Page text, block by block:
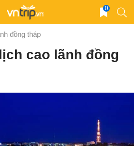
0
đồng tháp
cao lãnh đồng